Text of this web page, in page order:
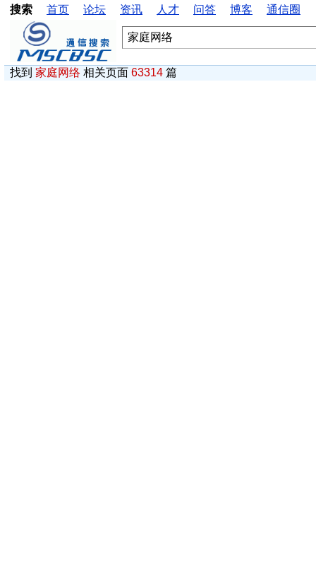
搜索 首页 论坛 资讯 人才 问答 博客 通信圈
找到 家庭网络 相关页面 63314 篇